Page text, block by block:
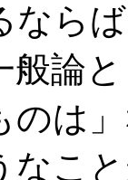
なら
般論
のは
なこ